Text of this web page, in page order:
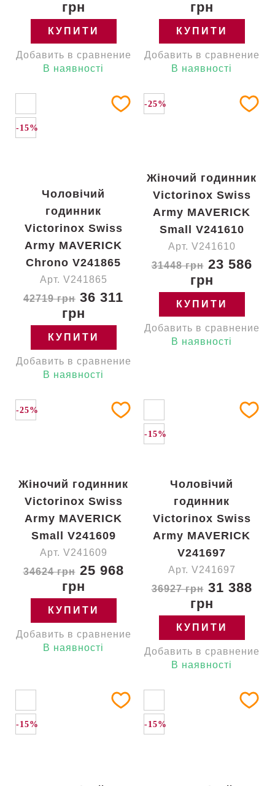
грн
КУПИТИ
Добавить в сравнение
В наявності
грн
КУПИТИ
Добавить в сравнение
В наявності
-15%
Чоловічий
годинник
Victorinox Swiss
Army MAVERICK
Chrono V241865
Арт. V241865
42719 грн 36 311
грн
КУПИТИ
Добавить в сравнение
В наявності
-25%
Жіночий годинник
Victorinox Swiss
Army MAVERICK
Small V241610
Арт. V241610
31448 грн23 586
грн
КУПИТИ
Добавить в сравнение
В наявності
-25%
Жіночий годинник
Victorinox Swiss
Army MAVERICK
Small V241609
Арт. V241609
34624 грн25 968
грн
КУПИТИ
Добавить в сравнение
В наявності
-15%
Чоловічий
годинник
Victorinox Swiss
Army MAVERICK
V241697
Арт. V241697
36927 грн31 388
грн
КУПИТИ
Добавить в сравнение
В наявності
-15% -15%